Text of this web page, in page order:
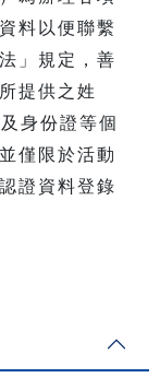
料以便聯繫
」規定，善
提供之姓
身份證等個
僅限於活動
證資料登錄